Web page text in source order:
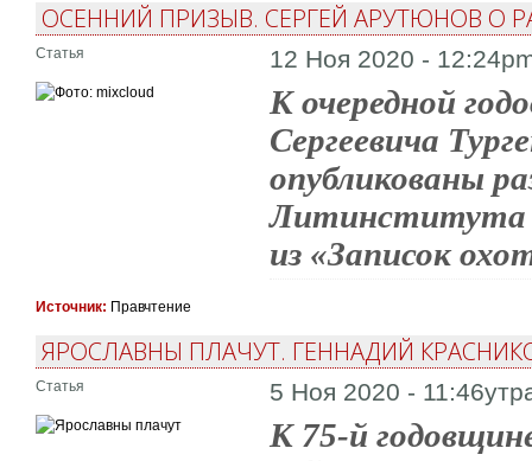
ОСЕННИЙ ПРИЗЫВ. СЕРГЕЙ АРУТЮНОВ О
Статья 12 Ноя 2020 -
К очередной
Сергеевича
опубликованы
Литинститута
из «Записок
Источник: Правчтение
ЯРОСЛАВНЫ ПЛАЧУТ. ГЕННАДИЙ
Статья 5 Ноя 2020 -
К 75-й